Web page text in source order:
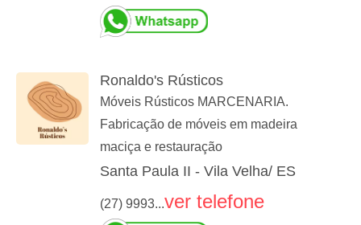
Ronaldo's Rústicos
Móveis Rústicos MARCENARIA.
Fabricação de móveis em madeira
maciça e restauração
Santa Paula II - Vila Velha/ ES
(27) 9993...ver telefone